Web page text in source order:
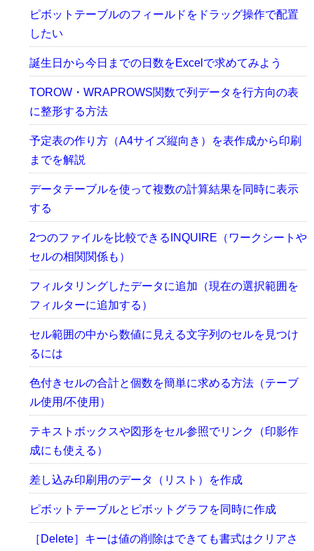
ピボットテーブルのフィールドをドラッグ操作で配置
したい
誕生日から今日までの日数をExcelで求めてみよう
TOROW・WRAPROWS関数で列データを行方向の表
に整形する方法
予定表の作り方（A4サイズ縦向き）を表作成から印刷
までを解説
データテーブルを使って複数の計算結果を同時に表示
する
2つのファイルを比較できるINQUIRE（ワークシートや
セルの相関関係も）
フィルタリングしたデータに追加（現在の選択範囲を
フィルターに追加する）
セル範囲の中から数値に見える文字列のセルを見つけ
るには
色付きセルの合計と個数を簡単に求める方法（テーブ
ル使用/不使用）
テキストボックスや図形をセル参照でリンク（印影作
成にも使える）
差し込み印刷用のデータ（リスト）を作成
ピボットテーブルとピボットグラフを同時に作成
［Delete］キーは値の削除はできても書式はクリアさ